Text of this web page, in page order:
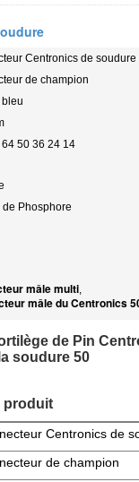
Centronics de soudure
de champion
50 36 24 14
de Phosphore
mâle multi,
mâle du Centronics
de Pin
soudure 50
produit
Centronics de
de champion